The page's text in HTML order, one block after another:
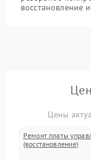
восстановление
Цены
Ремонт платы
(восстановление)